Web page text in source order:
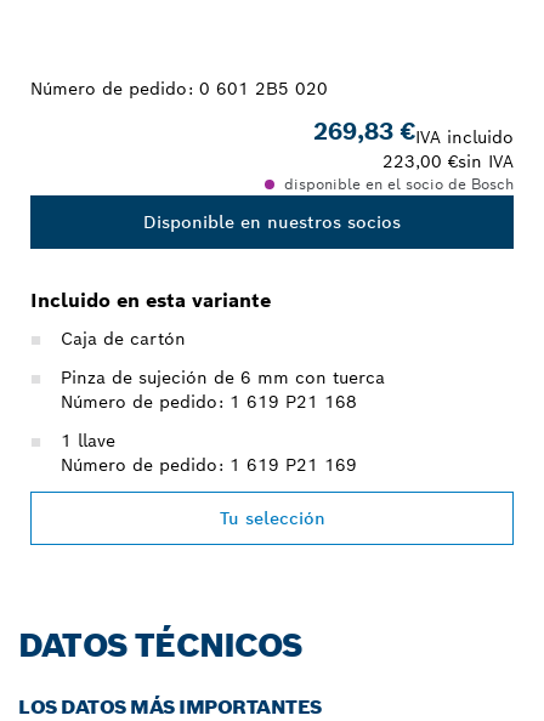
Número de pedido: 0 601 2B5 020
269,83 €IVA incluido
223,00 €sin IVA
disponible en el socio de Bosch
Disponible en nuestros socios
Incluido en esta variante
Caja de cartón
Pinza de sujeción de 6 mm con tuerca
Número de pedido: 1 619 P21 168
1 llave
Número de pedido: 1 619 P21 169
Tu selección
DATOS TÉCNICOS
LOS DATOS MÁS IMPORTANTES